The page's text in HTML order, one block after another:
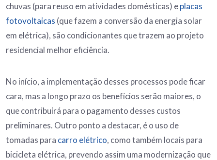
chuvas (para reuso em atividades domésticas) eplacas
fotovoltaicas (que fazem a conversão da energia solar
em elétrica), são condicionantes que trazem ao projeto
residencial melhor eficiência.
No início, a implementação desses processos pode ficar
cara, mas a longo prazo os benefícios serão maiores, o
que contribuirá para o pagamento desses custos
preliminares. Outro ponto a destacar, é o uso de
tomadas para carro elétrico, como também locais para
bicicleta elétrica, prevendo assim uma modernização que